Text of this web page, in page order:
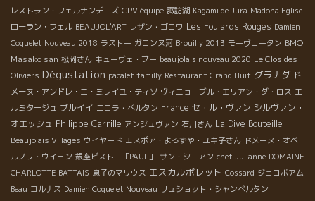
レストラン・フェルナンデーズ CPV équipe 諏訪湖 Kagami de Jura Madona Eglise
ローラン・フェル BEAUJOL'ART レザン・ゴロワ Les Foulards Rouges Damien
Coquelet Nouveau 2018 ラストー ガロンヌ河 Brouilly 2013 モーヴェータン BMO
Masako san 松岡さん キューヴェ・ブー beaujolais nouveau 2020 Le Clos des
Oliviers Dégustation pacalet familly Restaurant Grand Huit グラナダ ド
メーヌ・アンドレ・エ・ミレイユ・ティソ ヴィニョーブル・エリアン・ダ・ロス エ
ルミタージュ ブルイイ ニコラ・ベルタン France セ・ル・ヴァン シルヴァン・
オエッシュ Philippe Carrille アンジュヴァン 石川さん La Dive Bouteille
Beaujolais Villages ウイヤード エスポア・よろずや・ユキ子さん ドメーヌ・オベ
ルノワ・ウイヨン 銀座ビストロ「PAUL」 サン・シニアン chef Julianne DOMAINE
CHARLOTTE BATTAIS 息子のマリウス エスカルポレット Cossard ジェロボアム
Beau コルナス Damien Coquelet Nouveau リュショット・シャンベルタン